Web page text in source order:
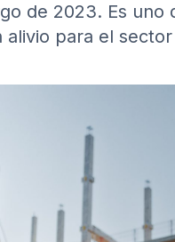
de 2023. Es uno
alivio para el